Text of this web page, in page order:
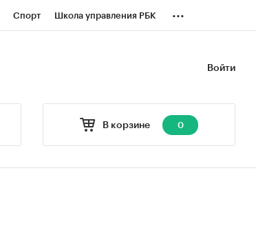
Спорт Школа управления РБК ...
Войти
В корзине 0